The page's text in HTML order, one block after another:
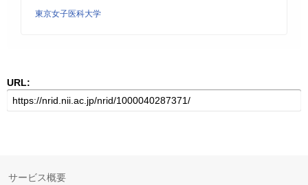
東京女子医科大学
URL:
サービス概要